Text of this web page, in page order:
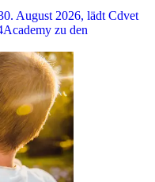
August 2026, lädt Cdvet
zu den